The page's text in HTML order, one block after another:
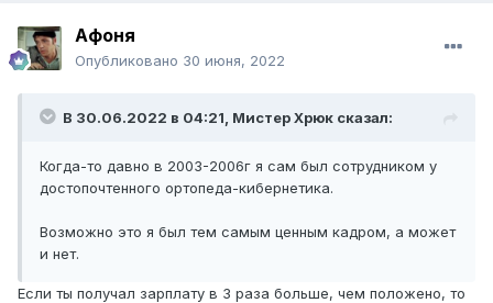
Афоня
Опубликовано 30 июня, 2022
В 30.06.2022 в 04:21, Мистер Хрюк сказал:
Когда-то давно в 2003-2006г я сам был сотрудником у
достопочтенного ортопеда-кибернетика.
Возможно это я был тем самым ценным кадром, а может
и нет.
Если ты получал зарплату в 3 раза больше, чем положено, то